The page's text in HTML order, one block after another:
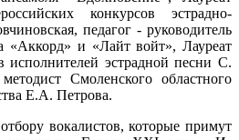
конкурсов эстрадно-
педагог - руководитель
«Аккорд» и «Лайт войт», Лауреат
исполнителей эстрадной песни С.
Смоленского областного
Е.А. Петрова.
вокалистов, которые примут